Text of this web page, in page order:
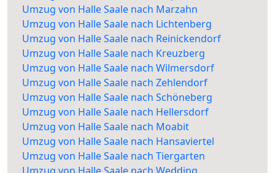
Umzug von Halle Saale nach Marzahn
Umzug von Halle Saale nach Lichtenberg
Umzug von Halle Saale nach Reinickendorf
Umzug von Halle Saale nach Kreuzberg
Umzug von Halle Saale nach Wilmersdorf
Umzug von Halle Saale nach Zehlendorf
Umzug von Halle Saale nach Schöneberg
Umzug von Halle Saale nach Hellersdorf
Umzug von Halle Saale nach Moabit
Umzug von Halle Saale nach Hansaviertel
Umzug von Halle Saale nach Tiergarten